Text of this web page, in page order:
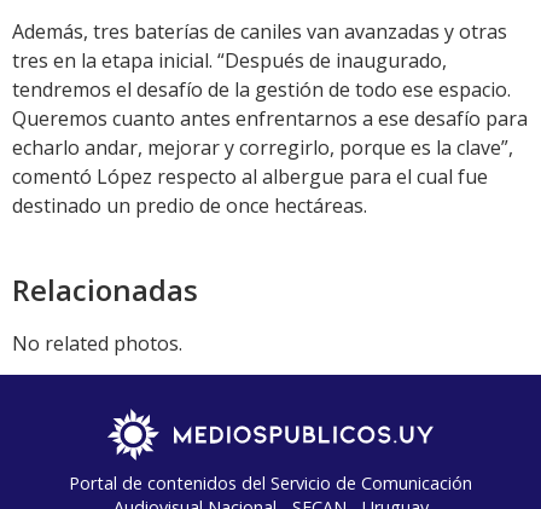
Además, tres baterías de caniles van avanzadas y otras
tres en la etapa inicial. “Después de inaugurado,
tendremos el desafío de la gestión de todo ese espacio.
Queremos cuanto antes enfrentarnos a ese desafío para
echarlo andar, mejorar y corregirlo, porque es la clave”,
comentó López respecto al albergue para el cual fue
destinado un predio de once hectáreas.
Relacionadas
No related photos.
Portal de contenidos del Servicio de Comunicación